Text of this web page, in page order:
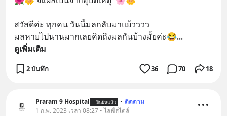
สวัสดีค่ะ ทุกคน วันนี้มลกลับมาแย้วววว
มลหายไปนานมากเลยคิดถึงมลกันบ้างมั้ยค่ะ😂...
ดูเพิ่มเติม
2 บันทึก 36 70 18
Praram 9 Hospital ยืนยันแล้ว • ติดตาม
1 ก.พ. 2023 เวลา 08:27 • ไลฟ์สไตล์